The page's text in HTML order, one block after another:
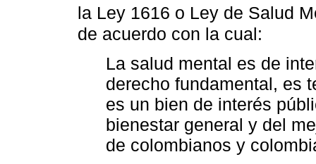
la Ley 1616 o Ley de Salud
de acuerdo con la cual:
La salud mental es de
derecho fundamental, es
es un bien de interés
bienestar general y del
de colombianos y